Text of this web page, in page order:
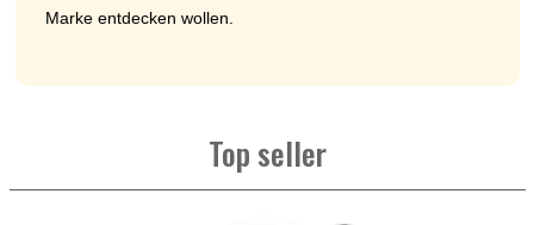
Marke entdecken wollen.
Top seller